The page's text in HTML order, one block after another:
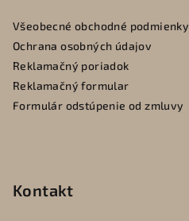
Všeobecné obchodné podmienky
Ochrana osobných údajov
Reklamačný poriadok
Reklamačný formular
Formulár odstúpenie od zmluvy
Kontakt